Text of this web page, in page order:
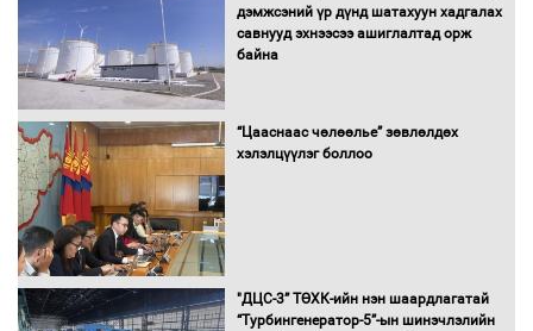
дэмжсэний үр дүнд шатахуун хадгалах
савнууд эхнээсээ ашиглалтад орж
байна
“Цааснаас чөлөөлье” зөвлөлдөх
хэлэлцүүлэг боллоо
"ДЦС-3” ТӨХК-ийн нэн шаардлагатай
“Турбингенератор-5”-ын шинэчлэлийн